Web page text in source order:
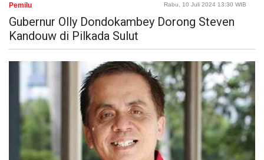
Pemilu Rabu, 10 Juli 2024 13:30 WIB
Gubernur Olly Dondokambey Dorong Steven
Kandouw di Pilkada Sulut